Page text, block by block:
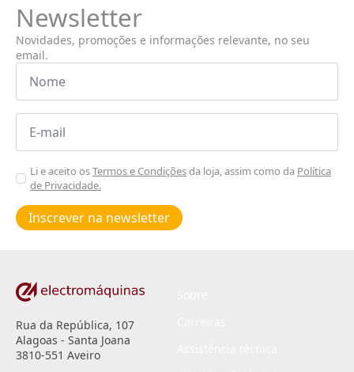
Newsletter
Novidades, promoções e informações relevante, no seu
email.
Nome
Email
Aceitar
Poiticas
de
privacidade
Li e aceito osTermos e Condiçõesda loja, assim como da Política
de Privacidade.
Inscrever na newsletter
Rua da República, 107
Alagoas - Santa Joana
3810-551 Aveiro